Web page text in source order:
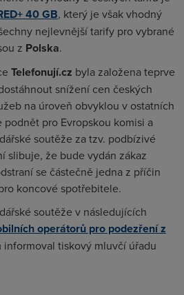
40 GB, který je však vhodný
nejlevnější tarify pro vybrané
z Polska.
Telefonují.cz byla založena teprve
snížení cen českých
na úroveň obvyklou v ostatních
podnět pro Evropskou komisi a
soutěže za tzv. podbízivé
slibuje, že bude vydán zákaz
se částečně jedna z příčin
koncové spotřebitele.
soutěže v následujících
operátorů pro podezření z
tiskový mluvčí úřadu